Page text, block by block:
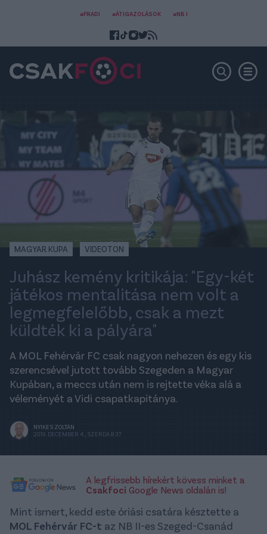
#FRADI #ÁTIGAZOLÁSOK #NB I
MAGYAR KUPA VIDEOTON
Juhász kemény kritikája: "Egy-két
játékos mentalitása nem volt a
legmegfelelőbb, csak a mezt
küldték ki a pályára"
A MOL Fehérvár FC csak nagyon nehezen és egy kis
szerencsével jutott tovább Szegeden a Magyar
Kupában, a meccs után nem is rejtette véka alá a
véleményét a Vidi csapatkapitánya.
NYIKES ZOLTÁN
2019. DECEMBER 4., SZERDA 8:37
A legfrissebb hírekért kövess minket a
Csakfoci Google News oldalán is!
Mint ismert, kedd este óriási csatára késztette a
MOL Fehérvár FC-t az NB II-es Szeged-Csanád